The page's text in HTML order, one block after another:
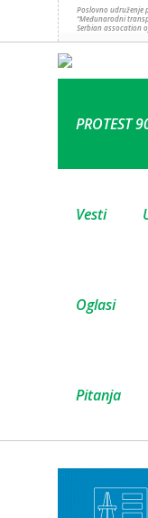
Poslovno udruženje
“Međunarodni
Serbian assocation
PROTEST
Vesti
Oglasi
Pitanja